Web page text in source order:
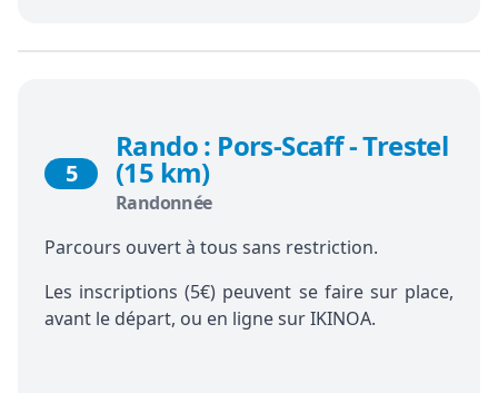
5
Rando : Pors-Scaff - Trestel
(15 km)
Randonnée
Parcours ouvert à tous sans restriction.
Les inscriptions (5€) peuvent se faire sur place,
avant le départ, ou en ligne sur IKINOA.